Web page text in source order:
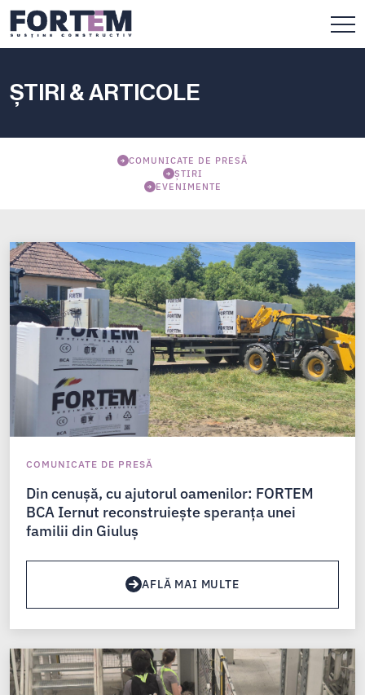
ȘTIRI & ARTICOLE
COMUNICATE DE PRESĂ
ȘTIRI
EVENIMENTE
COMUNICATE DE PRESĂ
Din cenușă, cu ajutorul oamenilor: FORTEM
BCA Iernut reconstruiește speranța unei
familii din Giuluș
AFLĂ MAI MULTE